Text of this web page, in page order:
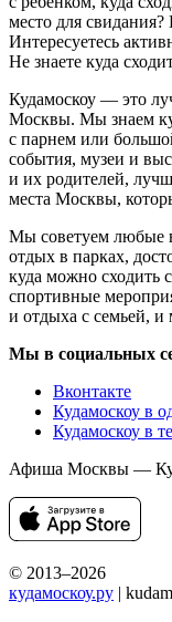
место для
Интересуетесь
Не знаете куда
Кудамоскоу — это
Москвы. Мы знаем
с парнем или
события, музеи и
и их родителей,
места Москвы,
Мы советуем любые
отдых в парках,
куда можно сходить
спортивные
и отдыха с семьей, и
Мы в социальных
Вконтакте
Кудамоскоу в
Кудамоскоу в
Афиша Москвы —
© 2013–2026
кудамоскоу.ру |